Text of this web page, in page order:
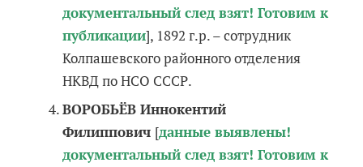
документальный след взят! Готовим к
публикации], 1892 г.р. – сотрудник
Колпашевского районного отделения
НКВД по НСО СССР.
ВОРОБЬЁВ Иннокентий
Филиппович [данные выявлены!
документальный след взят! Готовим к